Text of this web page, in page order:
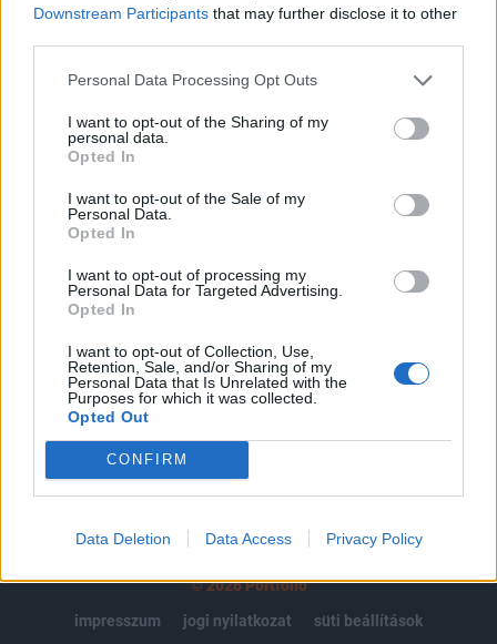
Downstream Participants that may further disclose it to other
Personal Data Processing Opt Outs
I want to opt-out of the Sharing of my
personal data.
Opted In
I want to opt-out of the Sale of my
Personal Data.
Opted In
I want to opt-out of processing my
Personal Data for Targeted Advertising.
Opted In
I want to opt-out of Collection, Use,
Retention, Sale, and/or Sharing of my
Personal Data that Is Unrelated with the
Purposes for which it was collected.
Opted Out
CONFIRM
Data Deletion Data Access Privacy Policy
tartozik, melynek olvasása előfizetéses
regisztrációhoz kötött.
Az előfizetés a következőket tartalmazza:
Portfolio.hu teljes cikkarchívum
Kötéslisták: BÉT elmúlt 2 év napon belüli
kötéslistái
MÁR ELŐFIZETŐNK VAGY?
© 2026 Portfolio
impresszum
jogi nyilatkozat süti beállítások